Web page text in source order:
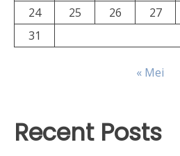
24
25 26 27
31
« Mei
Recent Posts